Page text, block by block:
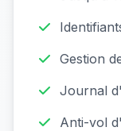
Gestion
Journal
Anti-vol